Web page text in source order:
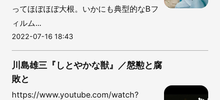
ってほぼほぼ大根。いかにも典型的なBフ
ィルム...
2022-07-16 18:43
川島雄三『しとやかな獣』／慇懃と腐
敗と
https://www.youtube.com/watch?